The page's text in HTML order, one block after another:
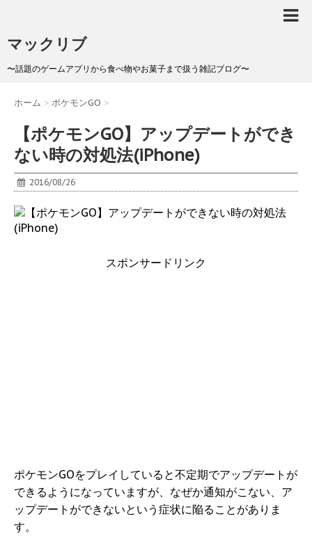
マックリブ
〜話題のゲームアプリから食べ物やお菓子まで扱う雑記ブログ〜
ホーム > ポケモンGO >
【ポケモンGO】アップデートができ
ない時の対処法(iPhone)
2016/08/26
スポンサードリンク
ポケモンGOをプレイしていると不定期でアップデートが
できるようになっていますが、なぜか通知がこない、ア
ップデートができないという症状に陥ることがありま
す。